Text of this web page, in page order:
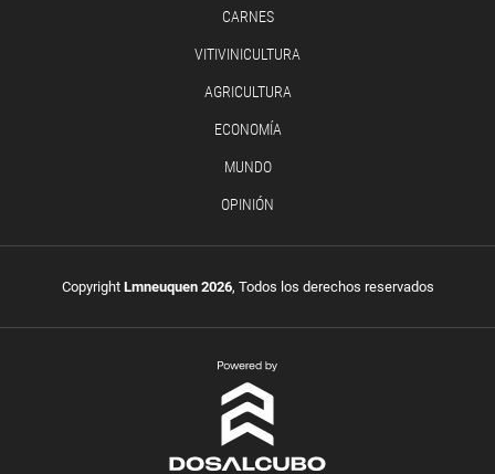
CARNES
VITIVINICULTURA
AGRICULTURA
ECONOMÍA
MUNDO
OPINIÓN
Copyright Lmneuquen 2026, Todos los derechos reservados